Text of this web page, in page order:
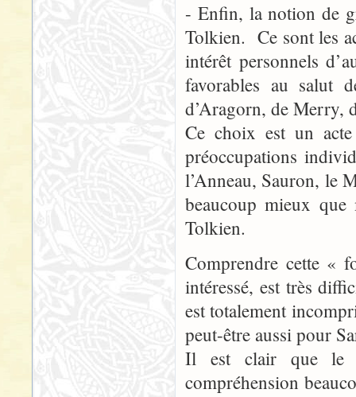
- Enfin, la notion de
Tolkien. Ce sont les
intérêt personnels
favorables au
d’Aragorn, de Merry,
Ce choix est un
préoccupations
l’Anneau, Sauron, le
beaucoup mieux
Tolkien.
Comprendre cette «
intéressé, est très
est totalement
peut-être aussi pour
Il est clair que le
compréhension